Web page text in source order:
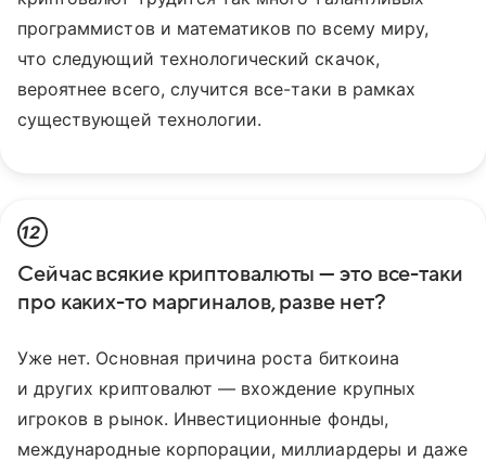
программистов и математиков по всему миру,
что следующий технологический скачок,
вероятнее всего, случится все-таки в рамках
существующей технологии.
12
Сейчас всякие криптовалюты — это все-таки
про каких-то маргиналов, разве нет?
Уже нет. Основная причина роста биткоина
и других криптовалют — вхождение крупных
игроков в рынок. Инвестиционные фонды,
международные корпорации, миллиардеры и даже